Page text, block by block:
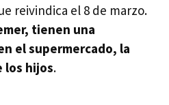
reivindica el 8 de marzo.
tienen una
el supermercado, la
los hijos.